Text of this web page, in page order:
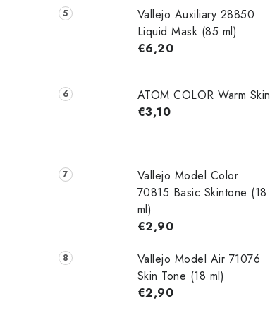
Vallejo Auxiliary 28850
Liquid Mask (85 ml)
€6,20
ATOM COLOR Warm Skin
€3,10
Vallejo Model Color
70815 Basic Skintone (18
ml)
€2,90
Vallejo Model Air 71076
Skin Tone (18 ml)
€2,90